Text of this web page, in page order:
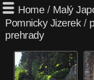
Home/ Malý
Pomnicky Jizerek/
prehrady